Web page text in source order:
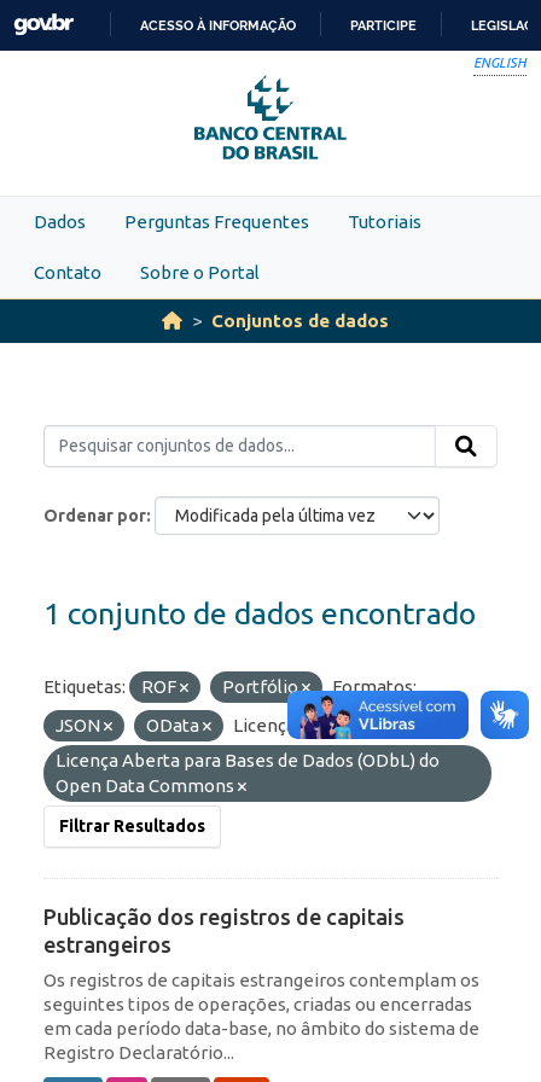
Skip to main content
PARA
O
CONTEÚDO
ACESSO À INFORMAÇÃO PARTICIPE
ENGLISH
Dados Perguntas Frequentes Tutoriais
Contato Sobre o Portal
Conjuntos de dados
Ordenar por
1 conjunto de dados encontrado
Etiquetas: ROF Portfólio
Formatos:
JSON
OData
Licenças:
Licença Aberta para Bases de Dados (ODbL) do
Open Data Commons
Filtrar Resultados
Publicação dos registros de capitais
estrangeiros
Os registros de capitais estrangeiros contemplam os
seguintes tipos de operações, criadas ou encerradas
em cada período data-base, no âmbito do sistema de
Registro Declaratório...